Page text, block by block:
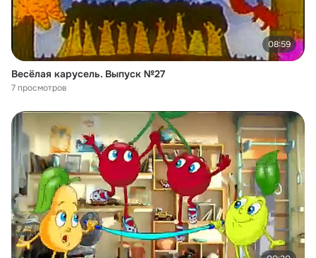
08:59
Весёлая карусель. Выпуск №27
7 просмотров